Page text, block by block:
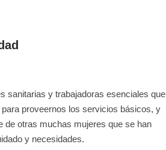
sanitarias y trabajadoras esenciales que
proveernos los servicios básicos, y
de otras muchas mujeres que se han
y necesidades.